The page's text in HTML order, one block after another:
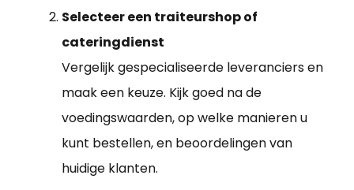
Selecteer een traiteurshop of
cateringdienst
Vergelijk gespecialiseerde leveranciers en
maak een keuze. Kijk goed na de
voedingswaarden, op welke manieren u
kunt bestellen, en beoordelingen van
huidige klanten.